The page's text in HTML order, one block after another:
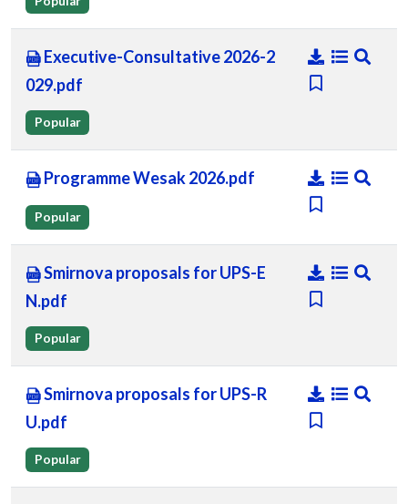
Executive-Consultative 2026-2
029.pdf
Popular
Programme Wesak 2026.pdf
Popular
Smirnova proposals for UPS-E
N.pdf
Popular
Smirnova proposals for UPS-R
U.pdf
Popular